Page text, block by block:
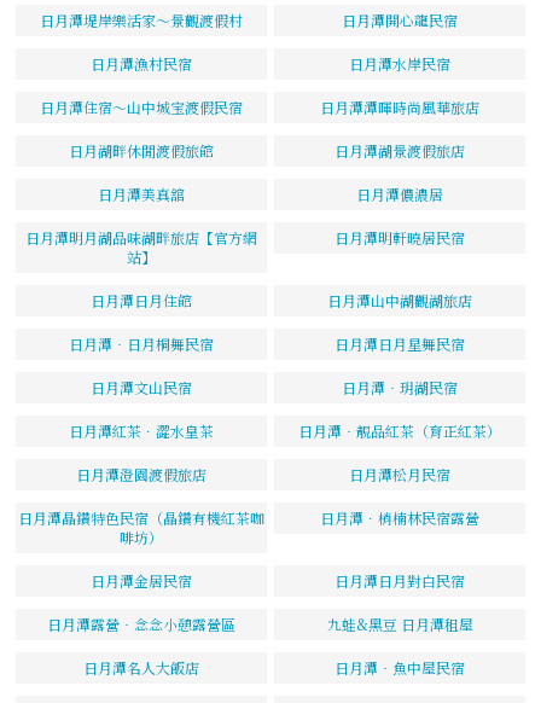
日月潭堤岸樂活家～景觀渡假村 日月潭開心龍民宿
日月潭漁村民宿 日月潭水岸民宿
日月潭住宿～山中城宝渡假民宿 日月潭潭暉時尚風華旅店
日月湖畔休閒渡假旅館 日月潭湖景渡假旅店
日月潭美真舘 日月潭儂濃居
日月潭明月湖品味湖畔旅店【官方網
站】
日月潭明軒曉居民宿
日月潭日月住館 日月潭山中湖觀湖旅店
日月潭‧日月桐舞民宿 日月潭日月星舞民宿
日月潭文山民宿 日月潭‧玥湖民宿
日月潭紅茶．澀水皇茶 日月潭‧靚品紅茶（育正紅茶）
日月潭澄園渡假旅店 日月潭松月民宿
日月潭晶鑽特色民宿（晶鑽有機紅茶咖
啡坊）
日月潭．梢楠林民宿露營
日月潭金居民宿 日月潭日月對白民宿
日月潭露營‧念念小憩露營區 九蛙&黑豆 日月潭租屋
日月潭名人大飯店 日月潭‧魚中屋民宿